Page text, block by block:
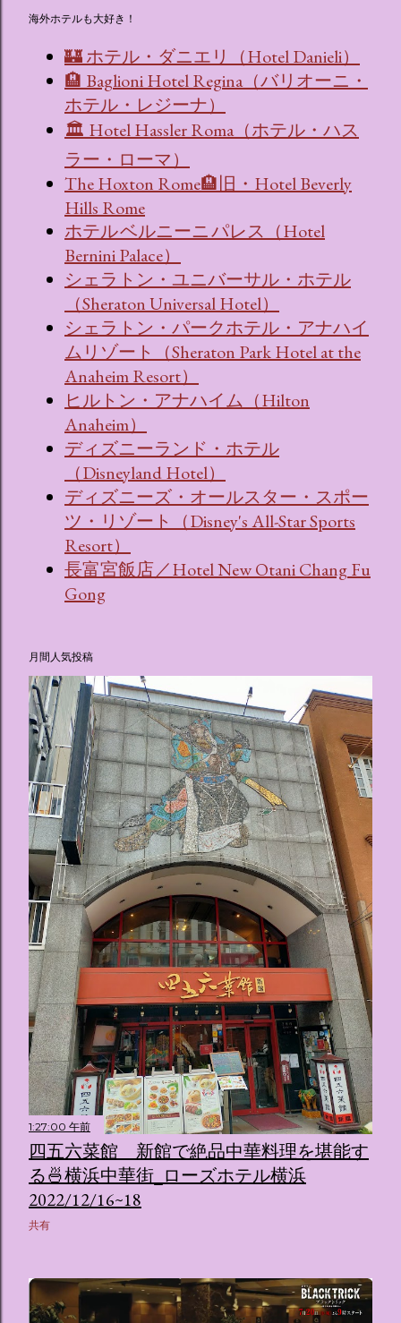
海外ホテルも大好き！
🏰 ホテル・ダニエリ（Hotel Danieli）
🏨 Baglioni Hotel Regina（バリオーニ・
ホテル・レジーナ）
🏛 Hotel Hassler Roma（ホテル・ハス
ラー・ローマ）
The Hoxton Rome🏨旧・Hotel Beverly
Hills Rome
ホテル ベルニーニ パレス（Hotel
Bernini Palace）
シェラトン・ユニバーサル・ホテル
（Sheraton Universal Hotel）
シェラトン・パークホテル・アナハイ
ムリゾート（Sheraton Park Hotel at the
Anaheim Resort）
ヒルトン・アナハイム（Hilton
Anaheim）
ディズニーランド・ホテル
（Disneyland Hotel）
ディズニーズ・オールスター・スポー
ツ・リゾート（Disney's All-Star Sports
Resort）
長富宮飯店／Hotel New Otani Chang Fu
Gong
月間人気投稿
1:27:00 午前
四五六菜館 新館で絶品中華料理を堪能す
る🍜横浜中華街_ローズホテル横浜
2022/12/16~18
共有